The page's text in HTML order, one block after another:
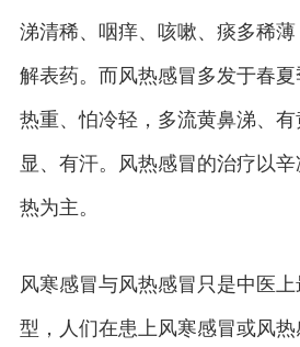
涕清稀、咽痒、咳嗽、痰多稀
解表药。而风热感冒多发于春
热重、怕冷轻，多流黄鼻涕、
显、有汗。风热感冒的治疗以
热为主。
风寒感冒与风热感冒只是中医
型，人们在患上风寒感冒或风